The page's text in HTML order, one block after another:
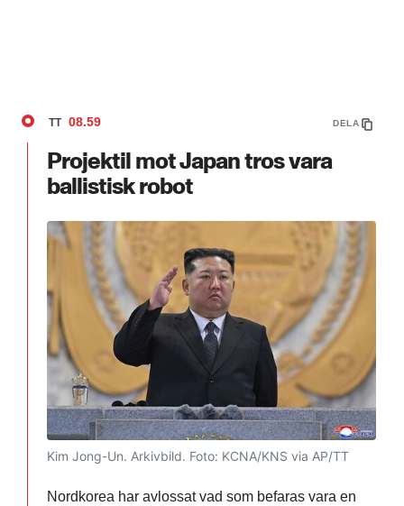
TT 08.59 DELA
Projektil mot Japan tros vara
ballistisk robot
Kim Jong-Un. Arkivbild. Foto: KCNA/KNS via AP/TT
Nordkorea har avlossat vad som befaras vara en